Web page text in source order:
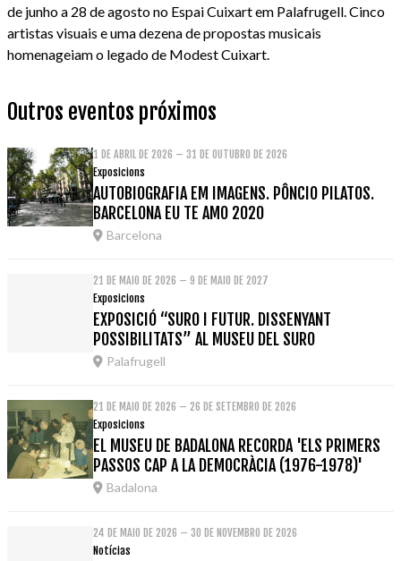
de junho a 28 de agosto no Espai Cuixart em Palafrugell. Cinco
artistas visuais e uma dezena de propostas musicais
homenageiam o legado de Modest Cuixart.
Outros eventos próximos
1 DE ABRIL DE 2026 – 31 DE OUTUBRO DE 2026
Exposicions
AUTOBIOGRAFIA EM IMAGENS. PÔNCIO PILATOS.
BARCELONA EU TE AMO 2020
Barcelona
21 DE MAIO DE 2026 – 9 DE MAIO DE 2027
Exposicions
EXPOSICIÓ “SURO I FUTUR. DISSENYANT
POSSIBILITATS” AL MUSEU DEL SURO
Palafrugell
21 DE MAIO DE 2026 – 26 DE SETEMBRO DE 2026
Exposicions
EL MUSEU DE BADALONA RECORDA 'ELS PRIMERS
PASSOS CAP A LA DEMOCRÀCIA (1976-1978)'
Badalona
24 DE MAIO DE 2026 – 30 DE NOVEMBRO DE 2026
Notícias